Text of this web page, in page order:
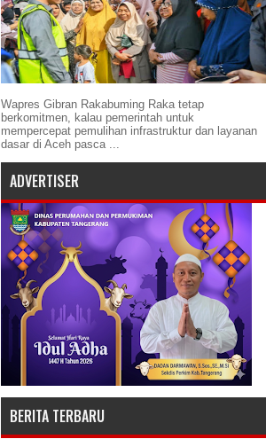
Wapres Gibran Rakabuming Raka tetap
berkomitmen, kalau pemerintah untuk
mempercepat pemulihan infrastruktur dan layanan
dasar di Aceh pasca ...
ADVERTISER
BERITA TERBARU